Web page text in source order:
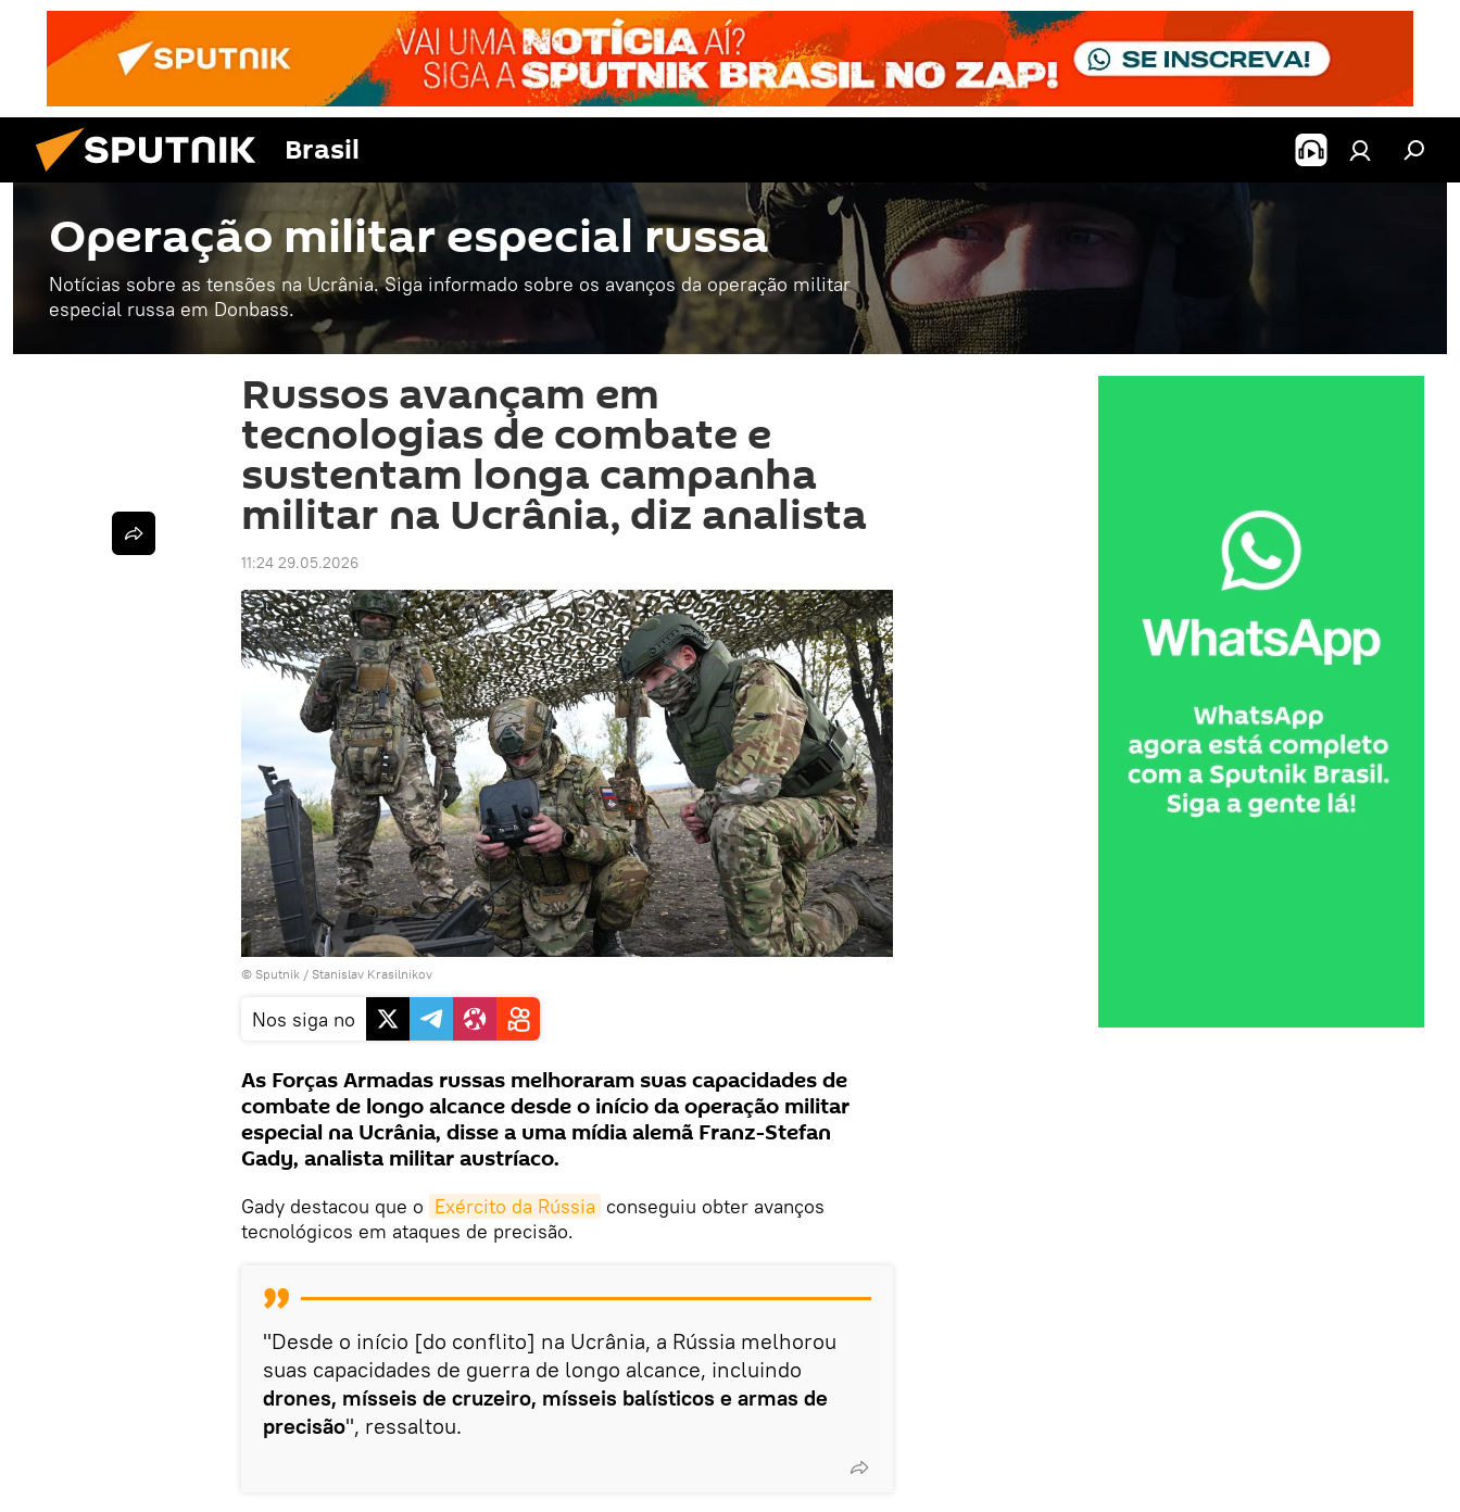
Brasil
Operação militar especial russa
Notícias sobre as tensões na Ucrânia. Siga informado sobre os avanços da operação militar
especial russa em Donbass.
Russos avançam em
tecnologias de combate e
sustentam longa campanha
militar na Ucrânia, diz analista
11:24 29.05.2026
© Sputnik / Stanislav Krasilnikov
Nos siga no
As Forças Armadas russas melhoraram suas capacidades de
combate de longo alcance desde o início da operação militar
especial na Ucrânia, disse a uma mídia alemã Franz-Stefan
Gady, analista militar austríaco.
Gady destacou que o Exército da Rússia conseguiu obter avanços
tecnológicos em ataques de precisão.
"Desde o início [do conflito] na Ucrânia, a Rússia melhorou
suas capacidades de guerra de longo alcance, incluindo
drones, mísseis de cruzeiro, mísseis balísticos e armas de
precisão", ressaltou.